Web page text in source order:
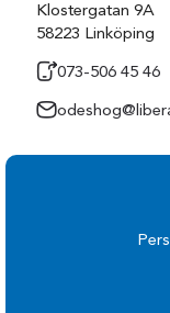
Klostergatan 9A
58223 Linköping
073-506 45 46